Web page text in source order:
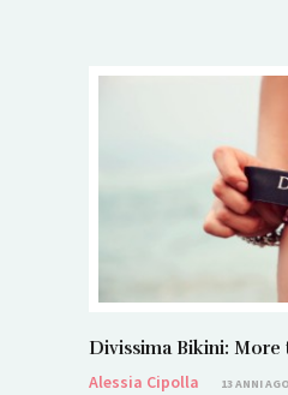
Divissima Bikini: More
Alessia Cipolla
13 ANNI AGO